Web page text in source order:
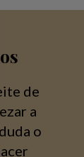
de
a
o